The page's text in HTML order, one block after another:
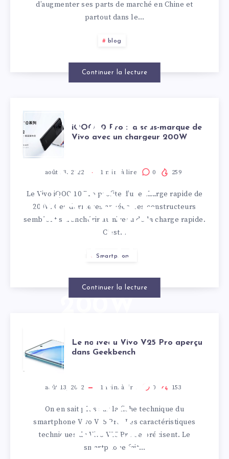
d’augmenter ses parts de marché en Chine et
partout dans le…
blog
Continuer la lecture
IQOO 10
PRO : LA
SOUS-
MARQUE
DE VIVO
AVEC UN
CHARGEUR
200W
iQOO 10 Pro : la sous-marque de
Vivo avec un chargeur 200W
août 23, 2022 1 min. à lire 0 259
Le Vivo iQOO 10 Pro profite d’une charge rapide de
200W. Ces dernières années, les constructeurs
semblent surenchérir au niveau de la charge rapide.
C’est…
Smartphone
Continuer la lecture
LE
NOUVEAU
VIVO V25
PRO
APERÇU
Le nouveau Vivo V25 Pro aperçu
dans Geekbench
août 13, 2022 1 min. à lire 0 153
On en sait plus sur la fiche technique du
smartphone Vivo V25 Pro. Les caractéristiques
techniques du Vivo V25 Pro se précisent. Le
smartphone fait…